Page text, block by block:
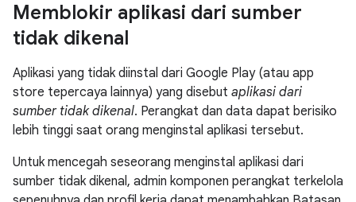
Memblokir aplikasi dari sumber
tidak dikenal
Aplikasi yang tidak diinstal dari Google Play (atau app
store tepercaya lainnya) yang disebut aplikasi dari
sumber tidak dikenal. Perangkat dan data dapat berisiko
lebih tinggi saat orang menginstal aplikasi tersebut.
Untuk mencegah seseorang menginstal aplikasi dari
sumber tidak dikenal, admin komponen perangkat terkelola